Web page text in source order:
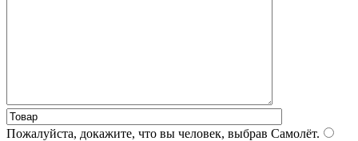
Пожалуйста, докажите, что вы человек, выбрав Самолёт.